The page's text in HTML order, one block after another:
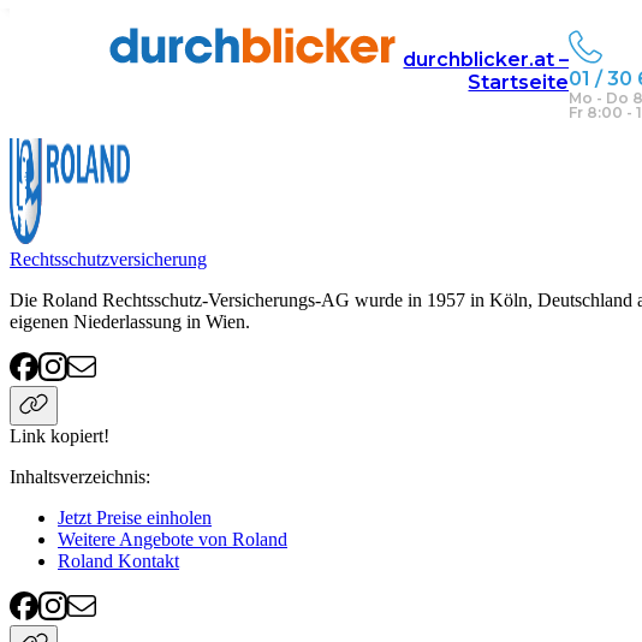
durchblicker.at –
Startseite01 / 30
Mo - Do
Fr 8:00 -
Versicherung Roland
Rechtsschutzversicherung
Die Roland Rechtsschutz-Versicherungs-AG wurde in 1957 in Köln, Deutschland
eigenen Niederlassung in Wien.
Link kopiert!
Inhaltsverzeichnis:
Jetzt Preise einholen
Weitere Angebote von Roland
Roland Kontakt